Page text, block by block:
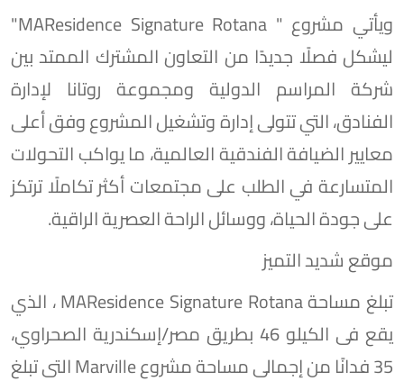
ويأتي مشروع " MAResidence Signature Rotana"
ليشكل فصلًا جديدًا من التعاون المشترك الممتد بين
شركة المراسم الدولية ومجموعة روتانا لإدارة
الفنادق، التي تتولى إدارة وﺗﺸﻐﻴﻞ المشروع وفق أﻋﻠﻰ
ﻣﻌﺎﻳﻴﺮ اﻟﻀﻴﺎﻓﺔ اﻟﻔﻨﺪﻗﻴﺔ العالمية، ما يواكب التحولات
المتسارعة في الطلب على مجتمعات أكثر تكاملًا ترتكز
على جودة الحياة، ووسائل الراحة العصرية الراقية.
موقع شديد التميز
تبلغ مساحة MAResidence Signature Rotana ، الذي
يقع ﻓﻰ اﻟﻜﻴﻠﻮ 46 بطﺮﻳﻖ مصر/إسكندرية الصحراوي،
35 فدانًا من إﺟﻤﺎﻟﻰ ﻣﺴﺎﺣﺔ ﻣﺸﺮوع Marville اﻟﺘﻰ ﺗﺒﻠﻎ